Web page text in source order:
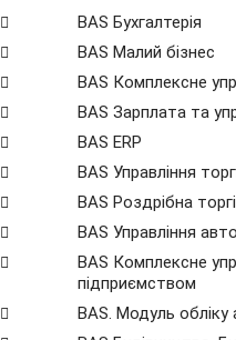
BAS Бухгалтерія
BAS Малий бізнес
BAS Комплексне
BAS Зарплата та
BAS ERP
BAS Управління
BAS Роздрібна
BAS Управління
BAS Комплексне
підприємством
BAS. Модуль обліку